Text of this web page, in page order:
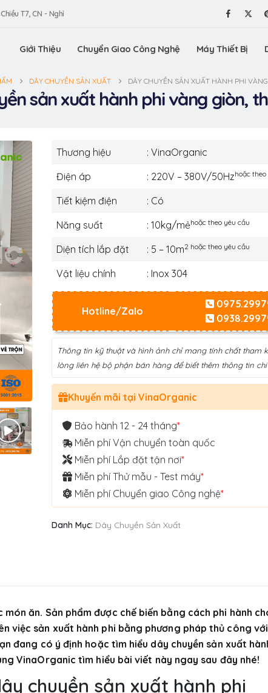
T7, CN - Nghỉ
Giới Thiệu Chuyển Giao Công Nghệ Máy Thiết Bị
DÂY CHUYỀN SẢN XUẤT DÂY CHUYỀN SẢN XUẤT HÀNH PHI
sản xuất hành phi vàng giòn,
Thương hiệu
: VinaOrganic
Điện áp
: 220V – 380V/50Hzhoặc
Tiết kiệm điện
: Có
Năng suất
: 10kg/mẻhoặc theo yêu cầu
Diện tích lắp đặt : 5 – 10m2 hoặc theo yêu cầu
Vật liệu chính : Inox 304
Hotline/Zalo
Thông tin kỹ thuật và hình ảnh chỉ mang tính chất tham
lòng liên hệ bộ phận bán hàng để biết thêm thông tin chi
Khuyến mãi tại VinaOrganic
Bảo hành 12 - 24 tháng*
Miễn phí Vận chuyển toàn quốc
Miễn phí Lắp đặt tận nơi*
Miễn phí Thử mẫu - Test máy*
Miễn phí Chuyển giao Công nghệ*
Danh Mục: Dây Chuyền Sản Xuất
ăn. Sản phẩm được chế biến bằng cách phi hành
việc sản xuất hành phi bằng phương pháp thủ công
đang có ý định hoặc tìm hiểu dây chuyền sản xuất
VinaOrganic tìm hiểu bài viết này ngay sau đây nhé!
chuyền sản xuất hành phi